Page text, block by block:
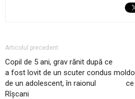
Articolul precedent
Copil de 5 ani, grav rănit după ce
a fost lovit de un scuter condus
de un adolescent, în raionul
Rîșcani